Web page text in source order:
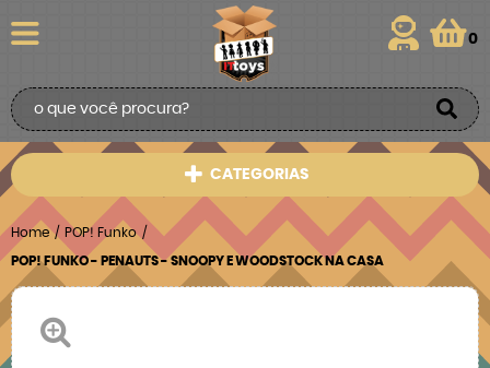
0
CATEGORIAS
Home POP! Funko
POP! FUNKO - PENAUTS - SNOOPY E WOODSTOCK NA CASA